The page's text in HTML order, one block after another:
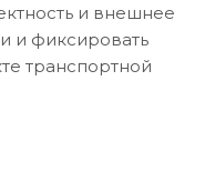
и внешнее
и фиксировать
транспортной